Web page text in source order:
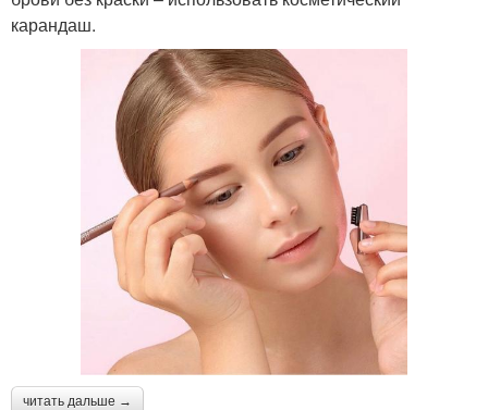
карандаш.
читать дальше →